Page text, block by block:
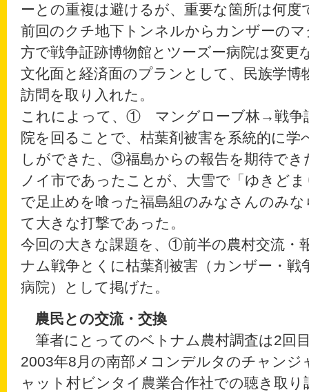
ーとの重複は避けるが、重要な箇所は何
前回のクチ地下トンネルからカンザーの
方で戦争証跡博物館とツーズー病院は変更
文化面と経済面のプランとして、民族学博
訪問を取り入れた。
これによって、① マングローブ林→戦争
院を回ることで、枯葉剤被害を系統的に
しができた、③福島からの報告を期待で
ノイ市であったことが、大雪で「ゆきど
で足止めを喰った福島組のみなさんのみ
て大きな打撃であった。
今回の大きな課題を、①前半の農村交流
ナム戦争とくに枯葉剤被害（カンザー・戦
病院）として掲げた。
農民との交流・交換
筆者にとってのベトナム農村調査は2回
2003年8月の南部メコンデルタのチャン
ャット村ビンタイ農業合作社での聴き取